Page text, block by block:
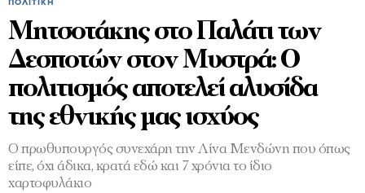
ΠΟΛΙΤΙΚΉ
Μητσοτάκης στο Παλάτι των
Δεσποτών στον Μυστρά: Ο
πολιτισμός αποτελεί αλυσίδα
της εθνικής μας ισχύος
Ο πρωθυπουργός συνεχάρη την Λίνα Μενδώνη που όπως
είπε, όχι άδικα, κρατά εδώ και 7 χρόνια το ίδιο
χαρτοφυλάκιο